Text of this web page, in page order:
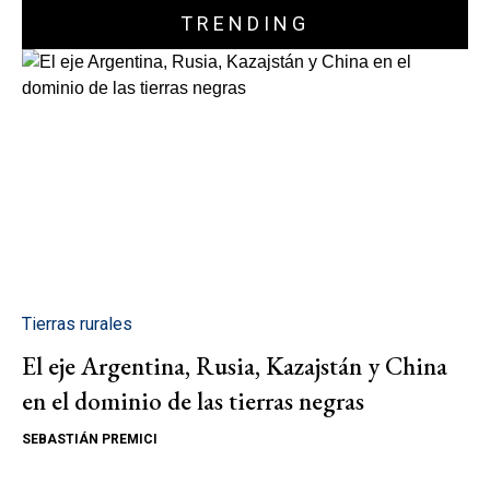
TRENDING
Tierras rurales
El eje Argentina, Rusia, Kazajstán y China
en el dominio de las tierras negras
SEBASTIÁN PREMICI